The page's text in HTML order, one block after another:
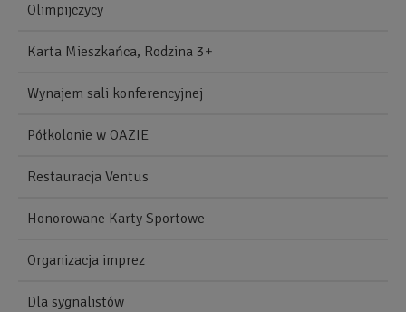
Olimpijczycy
Karta Mieszkańca, Rodzina 3+
Wynajem sali konferencyjnej
Półkolonie w OAZIE
Restauracja Ventus
Honorowane Karty Sportowe
Organizacja imprez
Dla sygnalistów